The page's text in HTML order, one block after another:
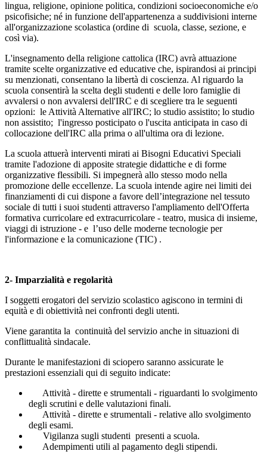
lingua, religione, opinione politica, condizioni socioeconomiche e/o
psicofisiche; né in funzione dell'appartenenza a suddivisioni interne
all'organizzazione scolastica (ordine di scuola, classe, sezione, e
così via).
L'insegnamento della religione cattolica (IRC) avrà attuazione
tramite scelte organizzative ed educative che, ispirandosi ai principi
su menzionati, consentano la libertà di coscienza. Al riguardo la
scuola consentirà la scelta degli studenti e delle loro famiglie di
avvalersi o non avvalersi dell'IRC e di scegliere tra le seguenti
opzioni: le Attività Alternative all'IRC; lo studio assistito; lo studio
non assistito; l'ingresso posticipato o l'uscita anticipata in caso di
collocazione dell'IRC alla prima o all'ultima ora di lezione.
La scuola attuerà interventi mirati ai Bisogni Educativi Speciali
tramite l'adozione di apposite strategie didattiche e di forme
organizzative flessibili. Si impegnerà allo stesso modo nella
promozione delle eccellenze. La scuola intende agire nei limiti dei
finanziamenti di cui dispone a favore dell’integrazione nel tessuto
sociale di tutti i suoi studenti attraverso l'ampliamento dell'Offerta
formativa curricolare ed extracurricolare - teatro, musica di insieme,
viaggi di istruzione - e l’uso delle moderne tecnologie per
l'informazione e la comunicazione (TIC) .
2- Imparzialità e regolarità
I soggetti erogatori del servizio scolastico agiscono in termini di
equità e di obiettività nei confronti degli utenti.
Viene garantita la continuità del servizio anche in situazioni di
conflittualità sindacale.
Durante le manifestazioni di sciopero saranno assicurate le
prestazioni essenziali qui di seguito indicate:
Attività - dirette e strumentali - riguardanti lo svolgimento
degli scrutini e delle valutazioni finali.
Attività - dirette e strumentali - relative allo svolgimento
degli esami.
Vigilanza sugli studenti presenti a scuola.
Adempimenti utili al pagamento degli stipendi.